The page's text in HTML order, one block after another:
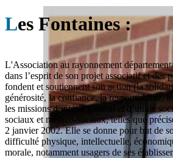
Les Fontaines :
L'Association au rayonnement
dans l’esprit de son projet associatif et des
fondent et soutiennent son action (la
générosité, la confiance, la responsabilité,
les missions d’intérêt général et d’utilité
sociaux et médico-sociaux, telles que
2 janvier 2002. Elle se donne pour but de
difficulté physique, intellectuelle,
morale, notamment usagers de ses